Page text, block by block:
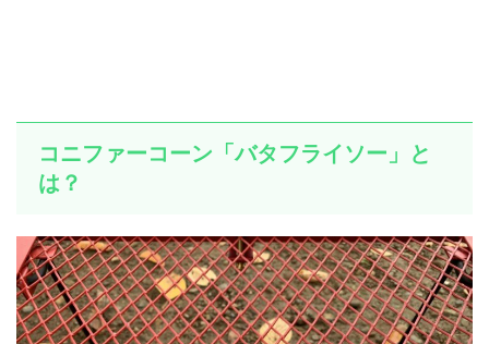
コニファーコーン「バタフライソー」と
は？